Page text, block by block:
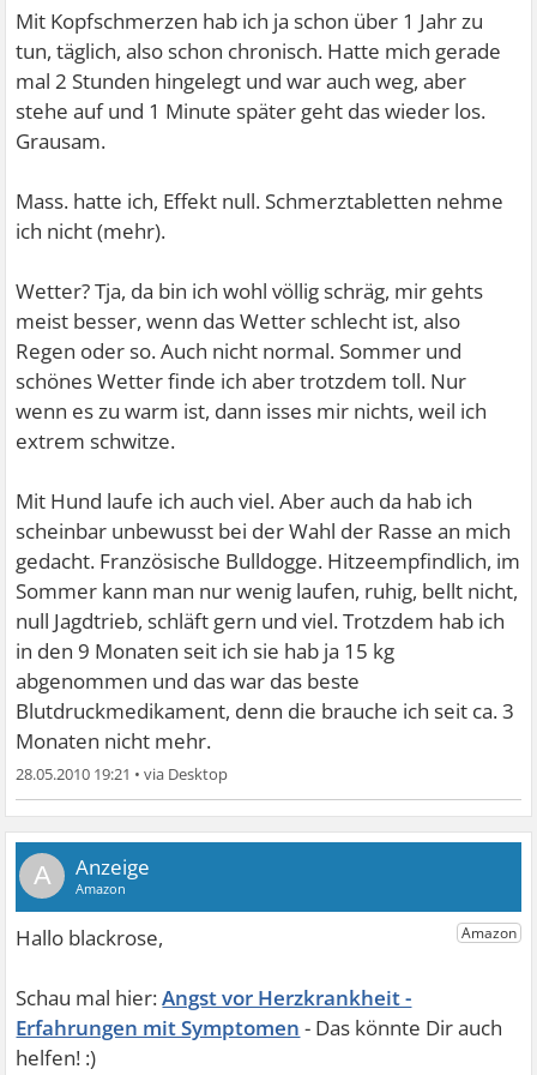
Mit Kopfschmerzen hab ich ja schon über 1 Jahr zu
tun, täglich, also schon chronisch. Hatte mich gerade
mal 2 Stunden hingelegt und war auch weg, aber
stehe auf und 1 Minute später geht das wieder los.
Grausam.
Mass. hatte ich, Effekt null. Schmerztabletten nehme
ich nicht (mehr).
Wetter? Tja, da bin ich wohl völlig schräg, mir gehts
meist besser, wenn das Wetter schlecht ist, also
Regen oder so. Auch nicht normal. Sommer und
schönes Wetter finde ich aber trotzdem toll. Nur
wenn es zu warm ist, dann isses mir nichts, weil ich
extrem schwitze.
Mit Hund laufe ich auch viel. Aber auch da hab ich
scheinbar unbewusst bei der Wahl der Rasse an mich
gedacht. Französische Bulldogge. Hitzeempfindlich, im
Sommer kann man nur wenig laufen, ruhig, bellt nicht,
null Jagdtrieb, schläft gern und viel.Trotzdem hab ich
in den 9 Monaten seit ich sie hab ja 15 kg
abgenommen und das war das beste
Blutdruckmedikament, denn die brauche ich seit ca. 3
Monaten nicht mehr.
28.05.2010 19:21 •
A
Angst vor Herzkrankheit -
Erfahrungen mit Symptomen